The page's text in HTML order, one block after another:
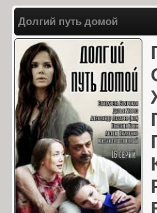
Долгий путь домой